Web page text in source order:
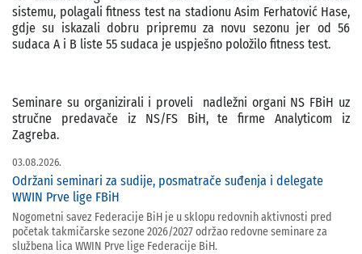
sistemu, polagali fitness test na stadionu Asim Ferhatović Hase,
gdje su iskazali dobru pripremu za novu sezonu jer od 56
sudaca A i B liste 55 sudaca je uspješno položilo fitness test.
Seminare su organizirali i proveli nadležni organi NS FBiH uz
stručne predavače iz NS/FS BiH, te firme Analyticom iz
Zagreba.
03.08.2026.
Održani seminari za sudije, posmatrače suđenja i delegate
WWIN Prve lige FBiH
Nogometni savez Federacije BiH je u sklopu redovnih aktivnosti pred
početak takmičarske sezone 2026/2027 održao redovne seminare za
službena lica WWIN Prve lige Federacije BiH.